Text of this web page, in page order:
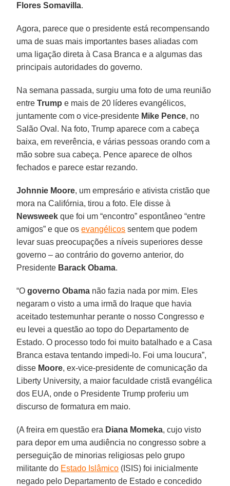
Flores Somavilla.
Agora, parece que o presidente está recompensando
uma de suas mais importantes bases aliadas com
uma ligação direta à Casa Branca e a algumas das
principais autoridades do governo.
Na semana passada, surgiu uma foto de uma reunião
entreTrump e mais de 20 líderes evangélicos,
juntamente com o vice-presidente Mike Pence, no
Salão Oval. Na foto, Trump aparece com a cabeça
baixa, em reverência, e várias pessoas orando com a
mão sobre sua cabeça. Pence aparece de olhos
fechados e parece estar rezando.
Johnnie Moore, um empresário e ativista cristão que
mora na Califórnia, tirou a foto. Ele disse à
Newsweek que foi um “encontro” espontâneo “entre
amigos” e que osevangélicos sentem que podem
levar suas preocupações a níveis superiores desse
governo – ao contrário do governo anterior, do
Presidente Barack Obama.
“Ogoverno Obama não fazia nada por mim. Eles
negaram o visto a uma irmã do Iraque que havia
aceitado testemunhar perante o nosso Congresso e
eu levei a questão ao topo do Departamento de
Estado. O processo todo foi muito batalhado e a Casa
Branca estava tentando impedi-lo. Foi uma loucura”,
disse Moore, ex-vice-presidente de comunicação da
Liberty University, a maior faculdade cristã evangélica
dos EUA, onde o Presidente Trump proferiu um
discurso de formatura em maio.
(A freira em questão era Diana Momeka, cujo visto
para depor em uma audiência no congresso sobre a
perseguição de minorias religiosas pelo grupo
militante do Estado Islâmico (ISIS) foi inicialmente
negado pelo Departamento de Estado e concedido